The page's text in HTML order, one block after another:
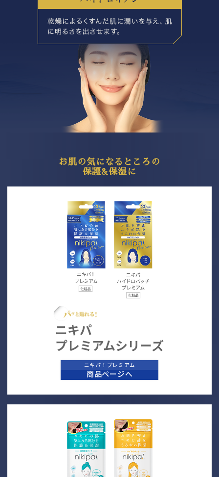
お肌の気になるところの
保護&保湿に
ニキパ
プレミアムシリーズ
ニキパ！プレミアム
商品ページへ